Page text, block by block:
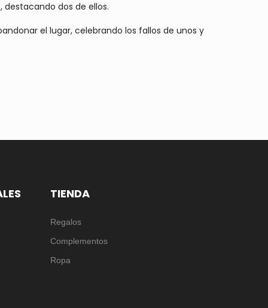
dos de ellos.
el lugar, celebrando los fallos de unos y
TIENDA
Regalos
Complementos
Ropa